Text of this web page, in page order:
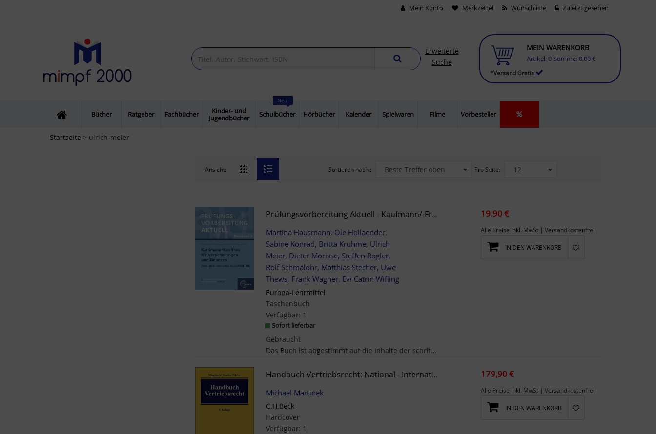
Mein Konto Merkzettel Wunschliste Zuletzt gesehen
Erweiterte
Suche
*Versand Gratis
MEIN WARENKORB
Artikel: 0 Summe: 0,00 €
Bücher Ratgeber Fachbücher
Kinder- und
Jugendbücher
Neu
Schulbücher Hörbücher Kalender Spielwaren Filme Vorbesteller
Startseite > ulrich-meier
Ansicht: Sortieren nach:: Pro Seite:
Prüfungsvorbereitung Aktuell - Kaufmann/-Frau Für Versicherungen Und Finanzen: Proximus 3 Zwischen- Und Abschlussprüfung
Martina Hausmann, Ole Hollaender,
Sabine Konrad, Britta Kruhme, Ulrich
Meier, Dieter Morisse, Steffen Rogler,
Rolf Schmalohr, Matthias Stecher, Uwe
Thews, Frank Wagner, Evi Catrin Wifling
Europa-Lehrmittel
Taschenbuch
Verfügbar: 1
Sofort lieferbar
Gebraucht
Das Buch ist abgestimmt auf die Inhalte der schriftlichen Abschlussprüfung in den Prüfungsbereich...
19,90 €
Alle Preise inkl. MwSt | Versandkostenfrei
IN DEN WARENKORB
Handbuch Vertriebsrecht: National - International
Michael Martinek
C.H.Beck
Hardcover
Verfügbar: 1
179,90 €
Alle Preise inkl. MwSt | Versandkostenfrei
IN DEN WARENKORB